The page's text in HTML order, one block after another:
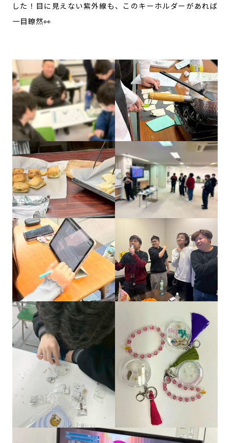
した！目に見えない紫外線も、このキーホルダーがあれば
一目瞭然👀⁡